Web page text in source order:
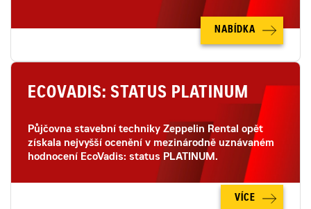
NABÍDKA
ECOVADIS: STATUS PLATINUM
Půjčovna stavební techniky Zeppelin Rental opět
získala nejvyšší ocenění v mezinárodně uznávaném
hodnocení EcoVadis: status PLATINUM.
VÍCE